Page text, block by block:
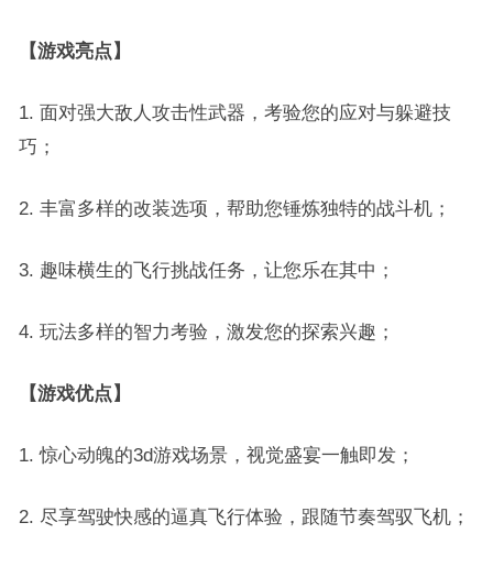
【游戏亮点】
1. 面对强大敌人攻击性武器，考验您的应对与躲避技
巧；
2. 丰富多样的改装选项，帮助您锤炼独特的战斗机；
3. 趣味横生的飞行挑战任务，让您乐在其中；
4. 玩法多样的智力考验，激发您的探索兴趣；
【游戏优点】
1. 惊心动魄的3d游戏场景，视觉盛宴一触即发；
2. 尽享驾驶快感的逼真飞行体验，跟随节奏驾驭飞机；